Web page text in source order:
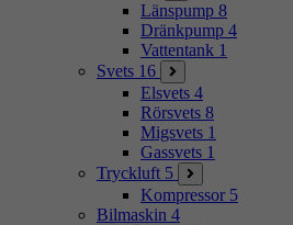
Länspump 8
Dränkpump 4
Vattentank 1
Svets 16
Elsvets 4
Rörsvets 8
Migsvets 1
Gassvets 1
Tryckluft 5
Kompressor 5
Bilmaskin 4